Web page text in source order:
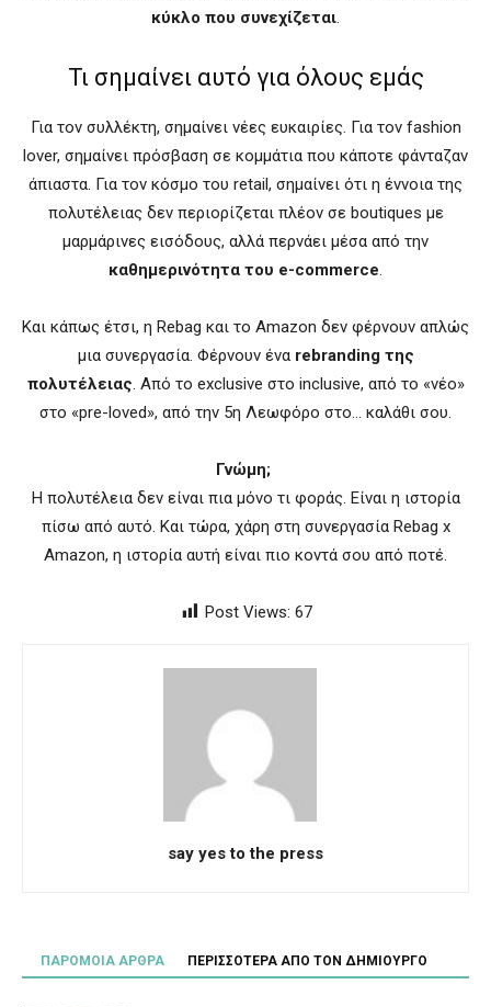
κύκλο που συνεχίζεται.
Τι σημαίνει αυτό για όλους εμάς
Για τον συλλέκτη, σημαίνει νέες ευκαιρίες. Για τον fashion
lover, σημαίνει πρόσβαση σε κομμάτια που κάποτε φάνταζαν
άπιαστα. Για τον κόσμο του retail, σημαίνει ότι η έννοια της
πολυτέλειας δεν περιορίζεται πλέον σε boutiques με
μαρμάρινες εισόδους, αλλά περνάει μέσα από την
καθημερινότητα του e-commerce.
Και κάπως έτσι, η Rebag και το Amazon δεν φέρνουν απλώς
μια συνεργασία. Φέρνουν ένα rebranding της
πολυτέλειας. Από το exclusive στο inclusive, από το «νέο»
στο «pre-loved», από την 5η Λεωφόρο στο… καλάθι σου.
Γνώμη;
Η πολυτέλεια δεν είναι πια μόνο τι φοράς. Είναι η ιστορία
πίσω από αυτό. Και τώρα, χάρη στη συνεργασία Rebag x
Amazon, η ιστορία αυτή είναι πιο κοντά σου από ποτέ.
Post Views: 67
say yes to the press
ΠΑΡΟΜΟΙΑ ΑΡΘΡΑ ΠΕΡΙΣΣΟΤΕΡΑ ΑΠΟ ΤΟΝ ΔΗΜΙΟΥΡΓΟ